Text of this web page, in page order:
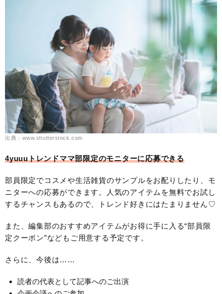
出典：www.shutterstock.com
4yuuuトレンドママ部限定のモニターに応募できる
部員限定でコスメや生活雑貨のサンプルをお配りしたり、モ
ニターへの応募ができます。人気のアイテムを無料でお試し
するチャンスもあるので、トレンド好きにはたまりません♡
また、編集部のおすすめアイテムがお得に手に入る“部員限
定クーポン”などもご用意する予定です。
さらに、今後は……
読者の代表として記事へのご出演